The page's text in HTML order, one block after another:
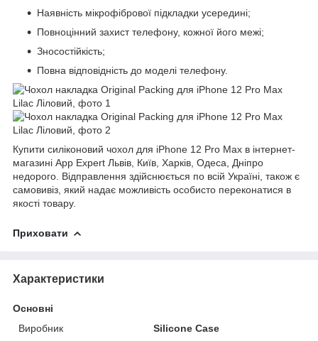
Наявність мікрофібрової підкладки усередині;
Повноцінний захист телефону, кожної його межі;
Зносостійкість;
Повна відповідність до моделі телефону.
Купити силіконовий чохол для iPhone 12 Pro Max в інтернет-
магазині App Expert Львів, Київ, Харків, Одеса, Дніпро
недорого. Відправлення здійснюється по всій Україні, також є
самовивіз, який надає можливість особисто переконатися в
якості товару.
Приховати
Характеристики
Основні
Виробник
Silicone Case